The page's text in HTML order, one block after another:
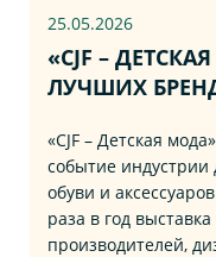
25.05.2026
«CJF –
ЛУЧШИХ
«CJF – Детская
событие индустрии
обуви и
раза в год
производителей,